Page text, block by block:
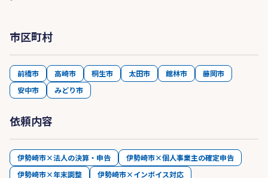
市区町村
前橋市 高崎市 桐生市 太田市 館林市
藤岡市
安中市
みどり市
依頼内容
伊勢崎市×法人の決算・申告
伊勢崎市×個人事業主の確定申告
伊勢崎市×年末調整
伊勢崎市×インボイス対応